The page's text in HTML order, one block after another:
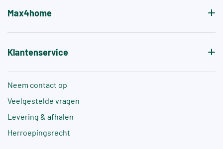
Max4home
Klantenservice
Neem contact op
Veelgestelde vragen
Levering & afhalen
Herroepingsrecht